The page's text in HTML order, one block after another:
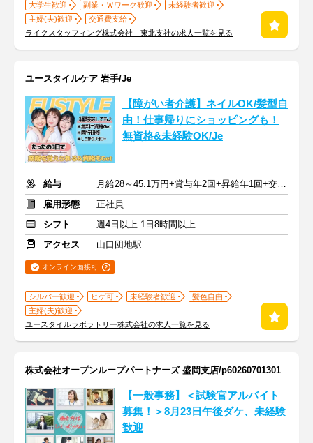
大学生歓迎 副業・Ｗワーク歓迎
未経験者歓迎
主婦(夫)歓迎
交通費支給
ライクスタッフィング株式会社 東北支社の求人一覧を見る
ユースタイルケア 岩手/Je
【障がい者介護】ネイルOK/髪型自
由！仕事帰りにショッピングも！
無資格&未経験OK/Je
給与
月給28～45.1万円+賞与年2回+昇給年1回+交通費全額
雇用形態
正社員
シフト
週4日以上 1日8時間以上
アクセス
山口団地駅
オンライン面接可
シルバー歓迎 ヒゲ可 未経験者歓迎
髪色自由
主婦(夫)歓迎
ユースタイルラボラトリー株式会社の求人一覧を見る
株式会社オープンループパートナーズ 盛岡支店/p60260701301
【一般事務】＜試験官アルバイト
募集！＞8月23日午後ダケ、未経験
歓迎